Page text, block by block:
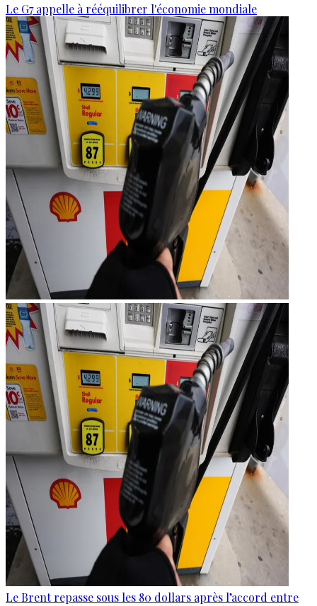
Le G7 appelle à rééquilibrer l'économie mondiale
Le Brent repasse sous les 80 dollars après l’accord entre